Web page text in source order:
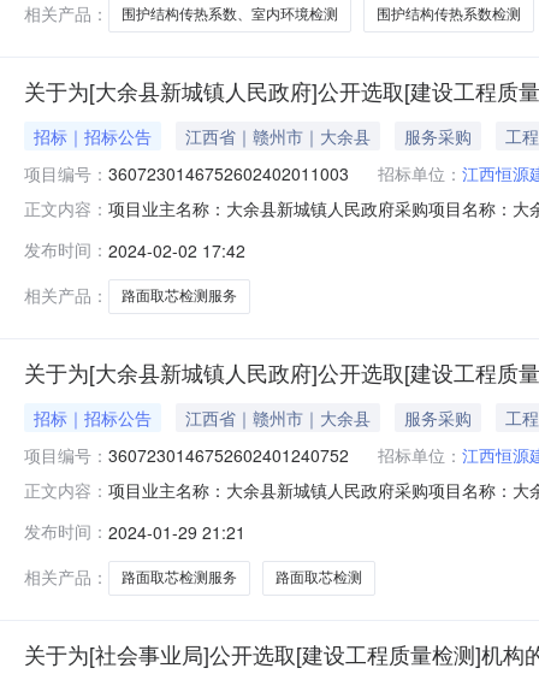
相关产品：
围护结构传热系数、室内环境检测 围护结构传热系数检测
关于为[大余县新城镇人民政府]公开选取[建设工程质
招标｜招标公告 江西省｜赣州市｜大余县 服务采购
工程
项目编号： 3607230146752602402011003 招标单位： 江西恒源
正文内容： 项目业主名称：大余县新城镇人民政府采购项目名称：
元。服务内容：大余县新城镇城背路西延伸段建设项目(
发布时间： 2024-02-02 17:42
相关产品：
路面取芯检测服务
关于为[大余县新城镇人民政府]公开选取[建设工程质
招标｜招标公告 江西省｜赣州市｜大余县 服务采购
工程
项目编号： 3607230146752602401240752 招标单位： 江西恒源
正文内容： 项目业主名称：大余县新城镇人民政府采购项目名称：
审计算式计取服务内容：路面取芯检测洽谈时间：3（个
发布时间： 2024-01-29 21:21
相关产品：
路面取芯检测服务 路面取芯检测
关于为[社会事业局]公开选取[建设工程质量检测]机构